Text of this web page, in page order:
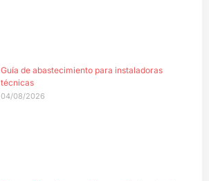
Guía de abastecimiento para instaladoras
técnicas
04/08/2026